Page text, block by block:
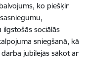
ko piešķir
sociālās
sniegšanā, kā
jubilejās sākot ar